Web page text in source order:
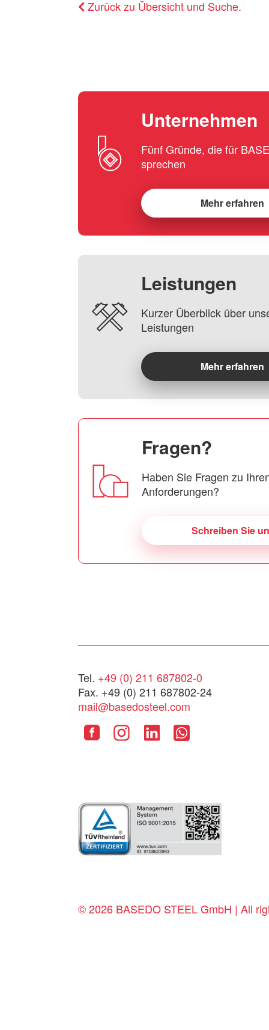
Zurück zu Übersicht und Suche.
Unternehmen
Fünf Gründe, die für
sprechen
Mehr erfahren
Leistungen
Kurzer Überblick über
Leistungen
Mehr erfahren
Fragen?
Haben Sie Fragen zu
Anforderungen?
Schreiben Sie
Tel. +49 (0) 211 687802-0
Fax. +49 (0) 211 687802-24
mail@basedosteel.com
© 2026 BASEDO STEEL GmbH | All